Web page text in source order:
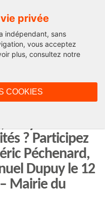
privée
indépendant, sans
vous acceptez
plus, consultez notre
COOKIES
Pouvoirs
? Participez
Péchenard,
Dupuy le 12
Mairie du